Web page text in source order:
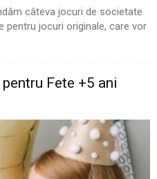
câteva jocuri de societate
pentru jocuri originale, care vor
Fete +5 ani